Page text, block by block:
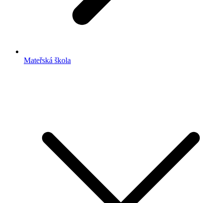
Mateřská škola